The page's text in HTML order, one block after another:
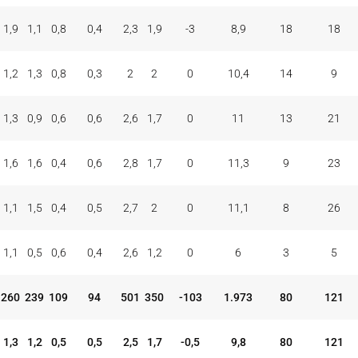
1,9 1,1 0,8 0,4 2,3 1,9 -3 8,9 18 18
1,2 1,3 0,8 0,3 2 2 0 10,4 14 9
1,3 0,9 0,6 0,6 2,6 1,7 0 11 13 21
1,6 1,6 0,4 0,6 2,8 1,7 0 11,3 9 23
1,1 1,5 0,4 0,5 2,7 2 0 11,1 8 26
1,1 0,5 0,6 0,4 2,6 1,2 0 6 3 5
260 239 109 94 501 350 -103 1.973 80 121
1,3 1,2 0,5 0,5 2,5 1,7 -0,5 9,8 80 121